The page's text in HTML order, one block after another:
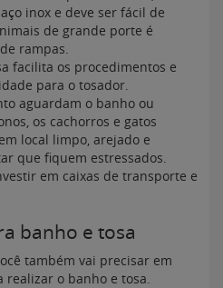
inox e deve ser fácil de
de grande porte é
rampas.
facilita os procedimentos e
para o tosador.
aguardam o banho ou
os cachorros e gatos
local limpo, arejado e
que fiquem estressados.
em caixas de transporte e
banho e tosa
também vai precisar em
o banho e tosa.